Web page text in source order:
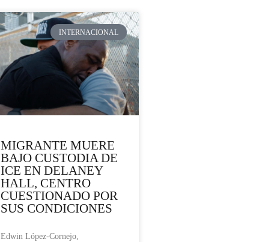
INTERNACIONAL
MIGRANTE MUERE
BAJO CUSTODIA DE
ICE EN DELANEY
HALL, CENTRO
CUESTIONADO POR
SUS CONDICIONES
Edwin López-Cornejo,